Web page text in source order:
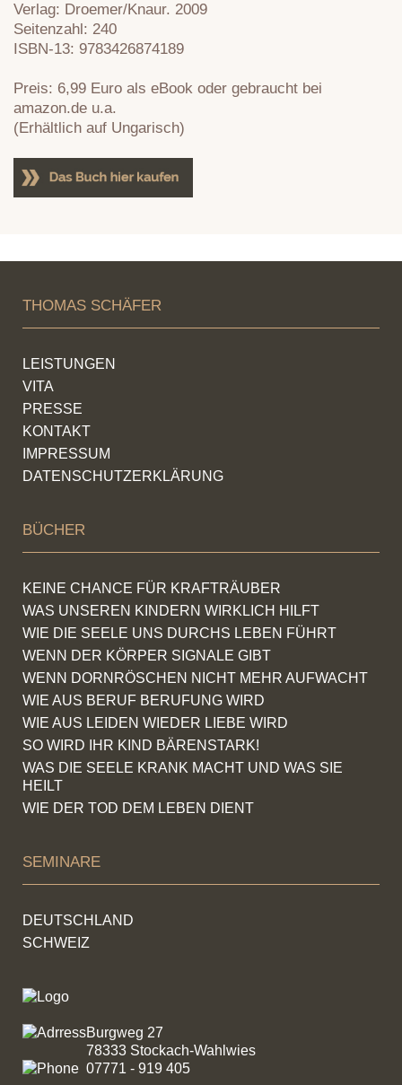
Verlag: Droemer/Knaur. 2009
Seitenzahl: 240
ISBN-13: 9783426874189
Preis: 6,99 Euro als eBook oder gebraucht bei
amazon.de u.a.
(Erhältlich auf Ungarisch)
THOMAS SCHÄFER
LEISTUNGEN
VITA
PRESSE
KONTAKT
IMPRESSUM
DATENSCHUTZERKLÄRUNG
BÜCHER
KEINE CHANCE FÜR KRAFTRÄUBER
WAS UNSEREN KINDERN WIRKLICH HILFT
WIE DIE SEELE UNS DURCHS LEBEN FÜHRT
WENN DER KÖRPER SIGNALE GIBT
WENN DORNRÖSCHEN NICHT MEHR AUFWACHT
WIE AUS BERUF BERUFUNG WIRD
WIE AUS LEIDEN WIEDER LIEBE WIRD
SO WIRD IHR KIND BÄRENSTARK!
WAS DIE SEELE KRANK MACHT UND WAS SIE
HEILT
WIE DER TOD DEM LEBEN DIENT
SEMINARE
DEUTSCHLAND
SCHWEIZ
Burgweg 27
78333 Stockach-Wahlwies
07771 - 919 405